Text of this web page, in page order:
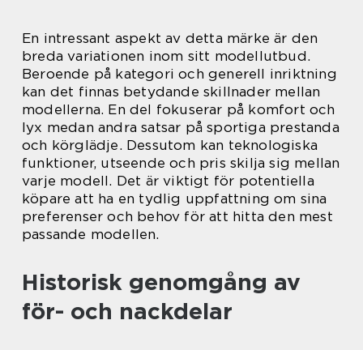
En intressant aspekt av detta märke är den
breda variationen inom sitt modellutbud.
Beroende på kategori och generell inriktning
kan det finnas betydande skillnader mellan
modellerna. En del fokuserar på komfort och
lyx medan andra satsar på sportiga prestanda
och körglädje. Dessutom kan teknologiska
funktioner, utseende och pris skilja sig mellan
varje modell. Det är viktigt för potentiella
köpare att ha en tydlig uppfattning om sina
preferenser och behov för att hitta den mest
passande modellen.
Historisk genomgång av
för- och nackdelar